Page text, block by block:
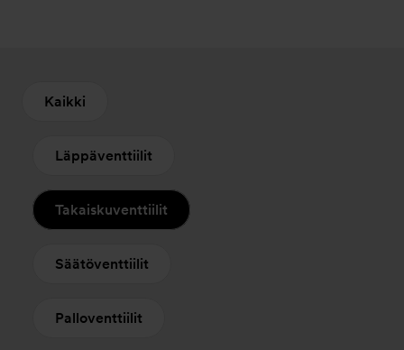
Kaikki
Läppäventtiilit
Takaiskuventtiilit
Säätöventtiilit
Palloventtiilit